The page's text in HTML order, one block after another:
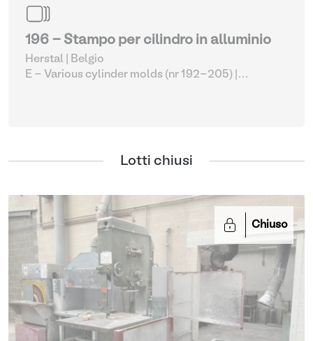
196 - Stampo per cilindro in alluminio
Herstal | Belgio
E - Various cylinder molds (nr 192-205)
Lotti chiusi
Chiuso